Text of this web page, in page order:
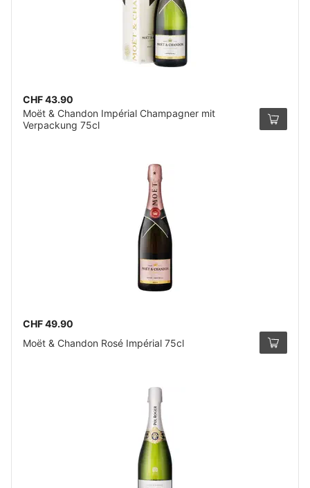
CHF 43.90
Moët & Chandon Impérial Champagner mit
Verpackung 75cl
CHF 49.90
Moët & Chandon Rosé Impérial 75cl